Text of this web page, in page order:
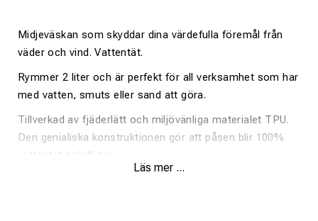
Midjeväskan som skyddar dina värdefulla föremål från
väder och vind. Vattentät.
Rymmer 2 liter och är perfekt för all verksamhet som har
med vatten, smuts eller sand att göra.
Tillverkad av fjäderlätt och miljövänliga materialet TPU.
Den genialiska konstruktionen gör att påsen blir 100%
vattentät och flyter.
Läs mer ...